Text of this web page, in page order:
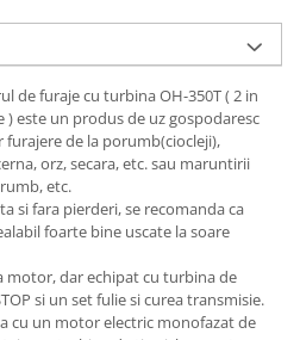
tuns
de furaje cu turbina OH-350T ( 2 in
) este un produs de uz gospodaresc
de la porumb(ciocleji),
orz, secara, etc. sau maruntirii
etc.
si fara pierderi, se recomanda ca
foarte bine uscate la soare
motor, dar echipat cu turbina de
si un set fulie si curea transmisie.
cu un motor electric monofazat de